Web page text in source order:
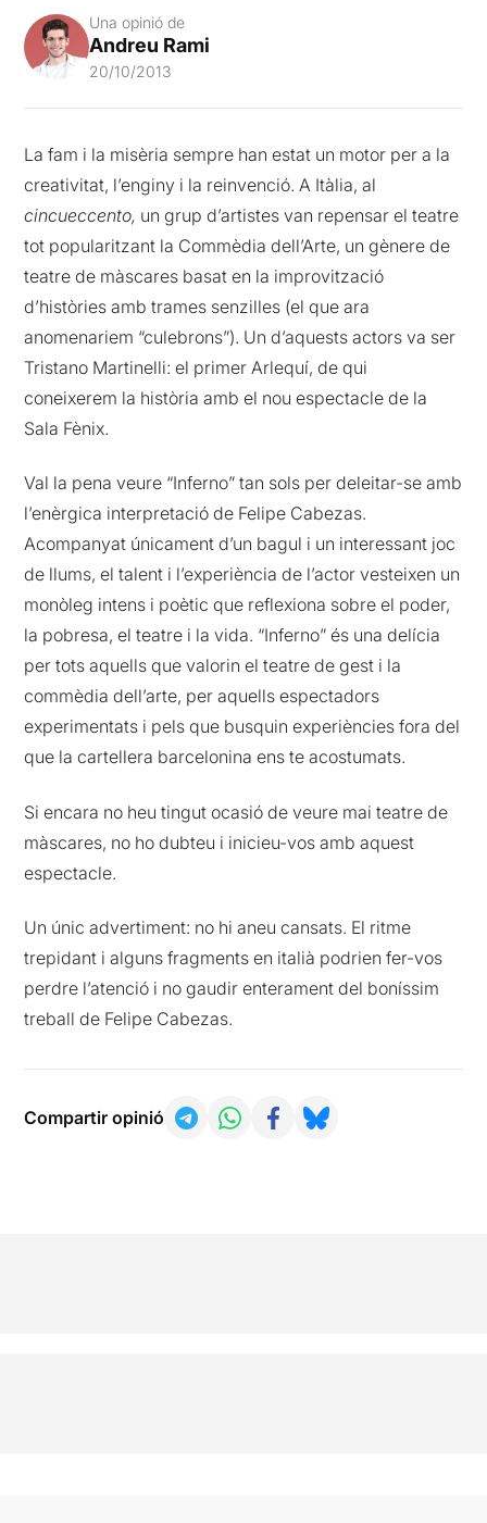
Una opinió de
Andreu Rami
20/10/2013
La fam i la misèria sempre han estat un motor per a la
creativitat, l’enginy i la reinvenció. A Itàlia, al
cincueccento, un grup d’artistes van repensar el teatre
tot popularitzant la Commèdia dell’Arte, un gènere de
teatre de màscares basat en la improvització
d’històries amb trames senzilles (el que ara
anomenariem “culebrons”). Un d’aquests actors va ser
Tristano Martinelli: el primer Arlequí, de qui
coneixerem la història amb el nou espectacle de la
Sala Fènix.
Val la pena veure “Inferno” tan sols per deleitar-se amb
l’enèrgica interpretació de Felipe Cabezas.
Acompanyat únicament d’un bagul i un interessant joc
de llums, el talent i l’experiència de l’actor vesteixen un
monòleg intens i poètic que reflexiona sobre el poder,
la pobresa, el teatre i la vida. “Inferno” és una delícia
per tots aquells que valorin el teatre de gest i la
commèdia dell’arte, per aquells espectadors
experimentats i pels que busquin experiències fora del
que la cartellera barcelonina ens te acostumats.
Si encara no heu tingut ocasió de veure mai teatre de
màscares, no ho dubteu i inicieu-vos amb aquest
espectacle.
Un únic advertiment: no hi aneu cansats. El ritme
trepidant i alguns fragments en italià podrien fer-vos
perdre l’atenció i no gaudir enterament del boníssim
treball de Felipe Cabezas.
Compartir opinió